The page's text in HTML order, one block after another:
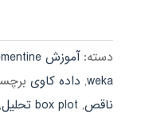
دسته:آموزش clementine
weka
, داده کاوی
ناقص, box plot تحلیل ,